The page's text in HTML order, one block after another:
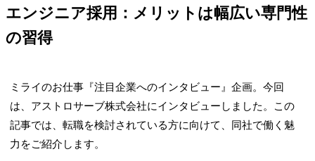
エンジニア採用：メリットは幅広い専門性
の習得
ミライのお仕事『注目企業へのインタビュー』企画。今回
は、アストロサーブ株式会社にインタビューしました。この
記事では、転職を検討されている方に向けて、同社で働く魅
力をご紹介します。